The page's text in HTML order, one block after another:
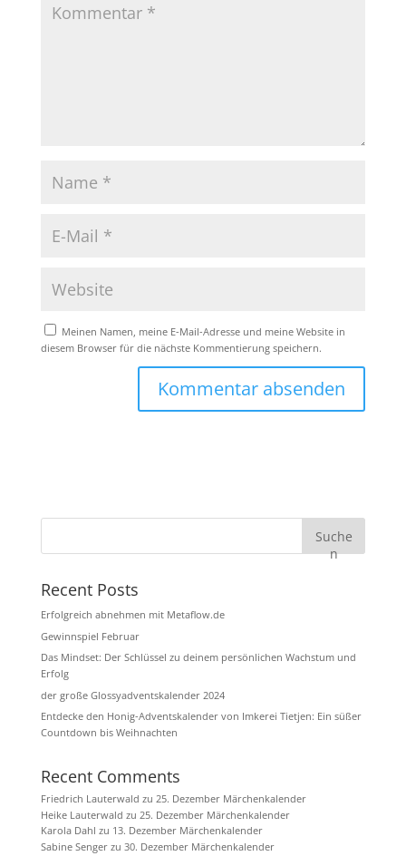
Meinen Namen, meine E-Mail-Adresse und meine Website in
diesem Browser für die nächste Kommentierung speichern.
Suche
n
Recent Posts
Erfolgreich abnehmen mit Metaflow.de
Gewinnspiel Februar
Das Mindset: Der Schlüssel zu deinem persönlichen Wachstum und
Erfolg
der große Glossyadventskalender 2024
Entdecke den Honig-Adventskalender von Imkerei Tietjen: Ein süßer
Countdown bis Weihnachten
Recent Comments
Friedrich Lauterwald zu 25. Dezember Märchenkalender
Heike Lauterwald zu 25. Dezember Märchenkalender
Karola Dahl zu 13. Dezember Märchenkalender
Sabine Sengerzu 30. Dezember Märchenkalender